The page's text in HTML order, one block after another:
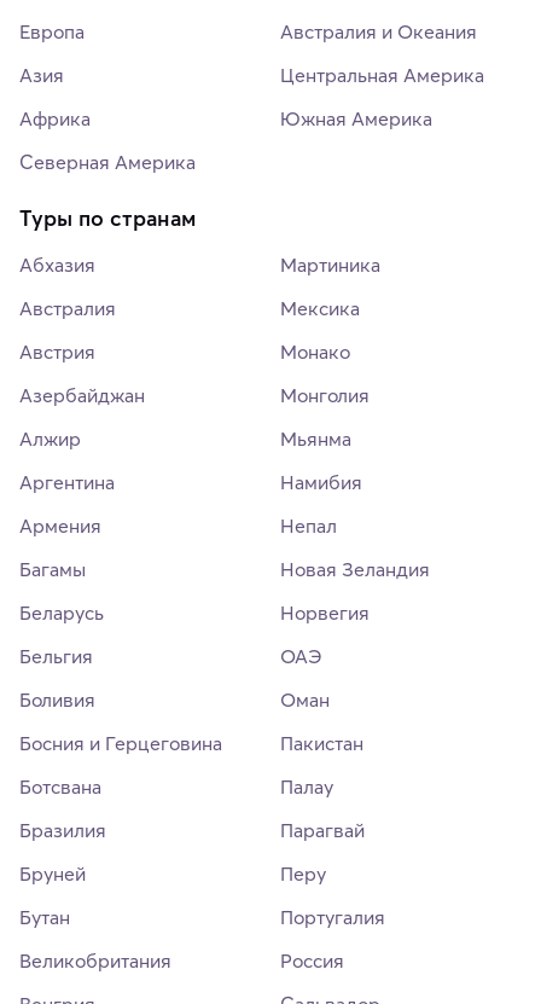
Европа
Азия
Африка
Северная Америка
Австралия и Океания
Центральная Америка
Южная Америка
Туры по странам
Абхазия
Австралия
Австрия
Азербайджан
Алжир
Аргентина
Армения
Багамы
Беларусь
Бельгия
Боливия
Босния и Герцеговина
Ботсвана
Бразилия
Бруней
Бутан
Великобритания
Мартиника
Мексика
Монако
Монголия
Мьянма
Намибия
Непал
Новая Зеландия
Норвегия
ОАЭ
Оман
Пакистан
Палау
Парагвай
Перу
Португалия
Россия